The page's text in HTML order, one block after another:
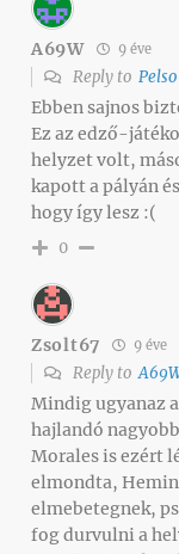
A69W 9 éve
Reply to Pelso
Ebben sajnos
Ez az edző-
helyzet volt,
kapott a pályán
hogy így lesz :(
0
Zsolt67 9 éve
Reply to
Mindig ugyanaz
hajlandó
Morales is ezért
elmondta,
elmebetegnek,
fog durvulni a